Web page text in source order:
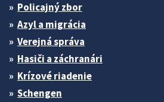
Policajný zbor
Azyl a migrácia
Verejná správa
Hasiči a záchranári
Krízové riadenie
Schengen